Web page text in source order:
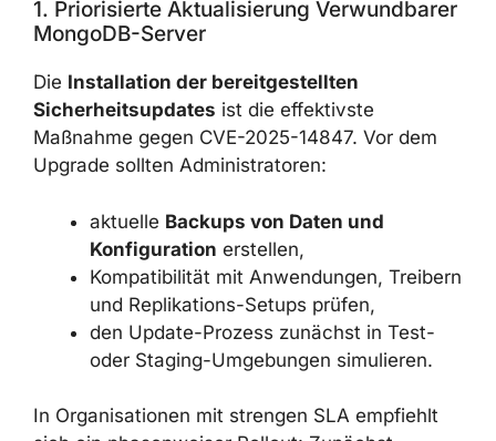
PATCHEN, WORKAROUNDS UND
HARDENING VON MONGODB
1. Priorisierte Aktualisierung
Verwundbarer MongoDB-Server
DieInstallation der bereitgestellten
Maßnahme gegen CVE-2025-14847. Vor dem
Upgrade sollten Administratoren:
aktuelleBackups von Daten und
Konfigurationerstellen,
Kompatibilität mit Anwendungen,
prüfen,